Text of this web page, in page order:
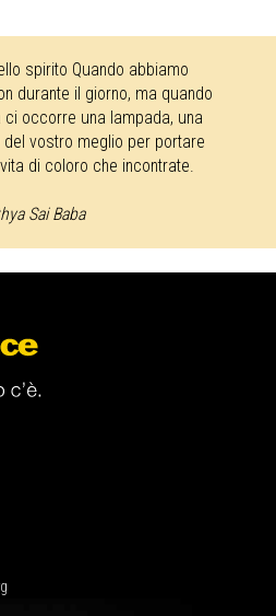
spirito Quando abbiamo
durante il giorno, ma quando
ci occorre una lampada, una
del vostro meglio per portare
di coloro che incontrate.
Sai Baba